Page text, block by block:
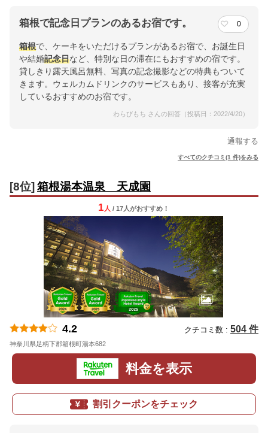
箱根で記念日プランのあるお宿です。 0
箱根で、ケーキをいただけるプランがあるお宿で、お誕生日
や結婚記念日など、特別な日の滞在にもおすすめの宿です。
貸しきり露天風呂無料、写真の記念撮影などの特典もついて
きます。ウェルカムドリンクのサービスもあり、接客が充実
しているおすすめのお宿です。
わらびもち さんの回答（投稿日：2022/4/20）
通報する
すべてのクチコミ(1 件)をみる
[8位] 箱根湯本温泉 天成園
1 人 / 17人がおすすめ！
4.2 クチコミ数 : 504 件
神奈川県足柄下郡箱根町湯本682
料金を表示
割引クーポンをチェック